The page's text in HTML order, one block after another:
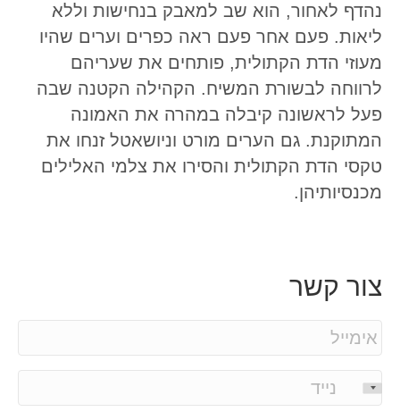
נהדף לאחור, הוא שב למאבק בנחישות וללא
ליאות. פעם אחר פעם ראה כפרים וערים שהיו
מעוזי הדת הקתולית, פותחים את שעריהם
לרווחה לבשורת המשיח. הקהילה הקטנה שבה
פעל לראשונה קיבלה במהרה את האמונה
המתוקנת. גם הערים מורט וניושאטל זנחו את
טקסי הדת הקתולית והסירו את צלמי האלילים
מכנסיותיהן.
צור קשר